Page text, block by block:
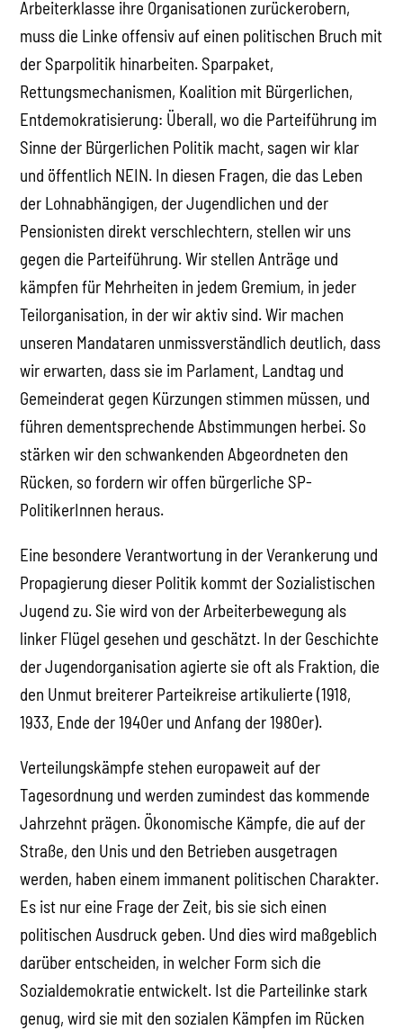
Arbeiterklasse ihre Organisationen zurückerobern,
muss die Linke offensiv auf einen politischen Bruch mit
der Sparpolitik hinarbeiten. Sparpaket,
Rettungsmechanismen, Koalition mit Bürgerlichen,
Entdemokratisierung: Überall, wo die Parteiführung im
Sinne der Bürgerlichen Politik macht, sagen wir klar
und öffentlich NEIN. In diesen Fragen, die das Leben
der Lohnabhängigen, der Jugendlichen und der
Pensionisten direkt verschlechtern, stellen wir uns
gegen die Parteiführung. Wir stellen Anträge und
kämpfen für Mehrheiten in jedem Gremium, in jeder
Teilorganisation, in der wir aktiv sind. Wir machen
unseren Mandataren unmissverständlich deutlich, dass
wir erwarten, dass sie im Parlament, Landtag und
Gemeinderat gegen Kürzungen stimmen müssen, und
führen dementsprechende Abstimmungen herbei. So
stärken wir den schwankenden Abgeordneten den
Rücken, so fordern wir offen bürgerliche SP-
PolitikerInnen heraus.
Eine besondere Verantwortung in der Verankerung und
Propagierung dieser Politik kommt der Sozialistischen
Jugend zu. Sie wird von der Arbeiterbewegung als
linker Flügel gesehen und geschätzt. In der Geschichte
der Jugendorganisation agierte sie oft als Fraktion, die
den Unmut breiterer Parteikreise artikulierte (1918,
1933, Ende der 1940er und Anfang der 1980er).
Verteilungskämpfe stehen europaweit auf der
Tagesordnung und werden zumindest das kommende
Jahrzehnt prägen. Ökonomische Kämpfe, die auf der
Straße, den Unis und den Betrieben ausgetragen
werden, haben einem immanent politischen Charakter.
Es ist nur eine Frage der Zeit, bis sie sich einen
politischen Ausdruck geben. Und dies wird maßgeblich
darüber entscheiden, in welcher Form sich die
Sozialdemokratie entwickelt. Ist die Parteilinke stark
genug, wird sie mit den sozialen Kämpfen im Rücken